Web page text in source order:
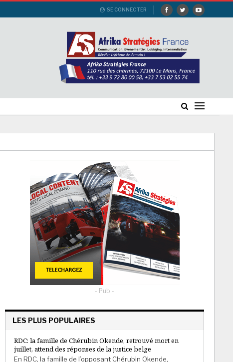
SE CONNECTER
- Pub -
LES PLUS POPULAIRES
RDC: la famille de Chérubin Okende, retrouvé mort en
juillet, attend des réponses de la justice belge
En RDC, la famille de l’opposant Chérubin Okende,